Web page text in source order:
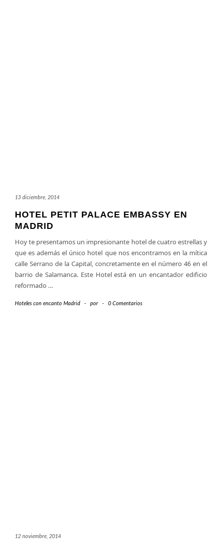
13 diciembre, 2014
HOTEL PETIT PALACE EMBASSY EN
MADRID
Hoy te presentamos un impresionante hotel de cuatro estrellas y
que es además el único hotel que nos encontramos en la mítica
calle Serrano de la Capital, concretamente en el número 46 en el
barrio de Salamanca. Este Hotel está en un encantador edificio
reformado …
Hoteles con encanto Madrid - por - 0 Comentarios
12 noviembre, 2014